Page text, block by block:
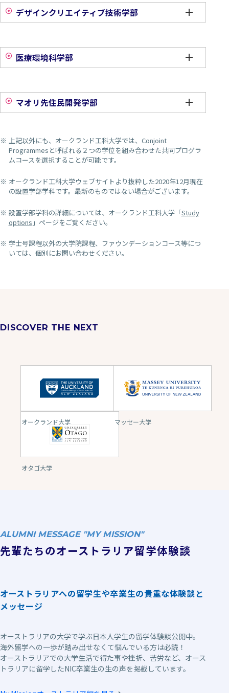
デザインクリエイティブ技術学部
医療環境科学部
マオリ先住民開発学部
上記以外にも、オークランド工科大学では、Conjoint
Programmesと呼ばれる２つの学位を組み合わせた共同プログラ
ムコースを選択することが可能です。
オークランド工科大学ウェブサイトより抜粋した2020年12月現在
の設置学部学科です。最新のものではない場合がございます。
設置学部学科の詳細については、オークランド工科大学「Study
options 」ページをご覧ください。
学士号課程以外の大学院課程、ファウンデーションコース等につ
いては、個別にお問い合わせください。
DISCOVER THE NEXT
オークランド大学 マッセー大学
オタゴ大学
ALUMNI MESSAGE "MY MISSION"
先輩たちのオーストラリア留学体験談
オーストラリアへの留学生や卒業生の貴重な体験談と
メッセージ
オーストラリアの大学で学ぶ日本人学生の留学体験談公開中。
海外留学への一歩が踏み出せなくて悩んでいる方は必読！
オーストラリアでの大学生活で得た事や挫折、苦労など、オース
トラリアに留学したNIC卒業生の生の声を掲載しています。